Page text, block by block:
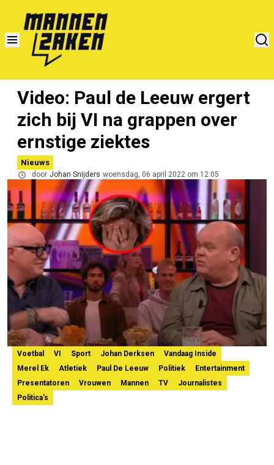
Video: Paul de Leeuw ergert
zich bij VI na grappen over
ernstige ziektes
Nieuws
door Johan Snijders woensdag, 06 april 2022 om 12:05
Voetbal VI Sport Johan Derksen
Vandaag Inside
Merel Ek
Atletiek Paul De Leeuw Politiek
Entertainment
Presentatoren
Vrouwen Mannen TV
Journalistes
Politica's